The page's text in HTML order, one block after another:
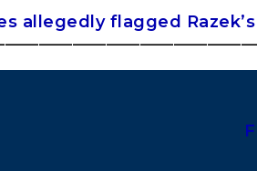
allegedly flagged